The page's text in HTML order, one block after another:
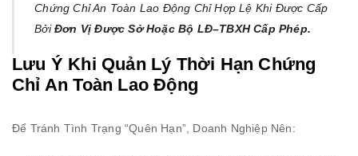
Chứng Chỉ An Toàn Lao Động Chỉ Hợp Lệ Khi Được Cấp
BởiĐơn Vị Được Sở Hoặc Bộ LĐ–TBXH Cấp Phép.
Lưu Ý Khi Quản Lý Thời Hạn Chứng
Chỉ An Toàn Lao Động
Để Tránh Tình Trạng “quên Hạn”, Doanh Nghiệp Nên: